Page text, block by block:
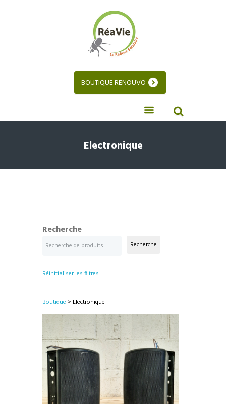
BOUTIQUE RENOUVO
Electronique
Recherche
Recherche
Réinitialiser les filtres
Boutique > Electronique